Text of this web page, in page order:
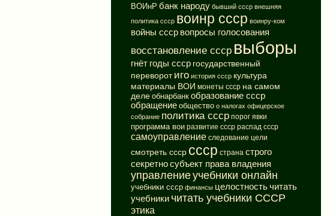
ВОИнР банк народу бывший ссср внешняя
политика ссср воинр ссср воинру-ком
войны ссср вопросы голосования
восстановление ссср выборы
гнёт годы ссср государственный
переворот иго история ссср культура
материалы ВОИ монеты ссср на самом
деле обнарбанк образование ссср
обращение общество о налогах офицерское
собрание политика ссср порог явки
программа вои развитие ссср распад ссср
самоуправление следование цели
смотреть ссср ссср страна строго
секретно субъект права владения
управлениеучебники онлайн
учебники ссср финансы целостность читать
учебники читать учебники СССР
этика